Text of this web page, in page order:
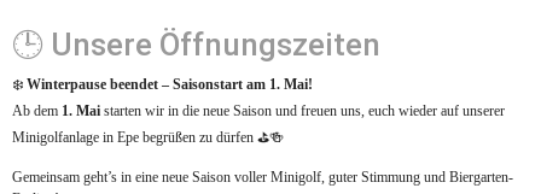
🕒 Unsere Öffnungszeiten
❄️ Winterpause beendet – Saisonstart am 1. Mai!
Ab dem 1. Mai starten wir in die neue Saison und freuen uns, euch wieder auf unserer
Minigolfanlage in Epe begrüßen zu dürfen ⛳🍻
Gemeinsam geht’s in eine neue Saison voller Minigolf, guter Stimmung und Biergarten-